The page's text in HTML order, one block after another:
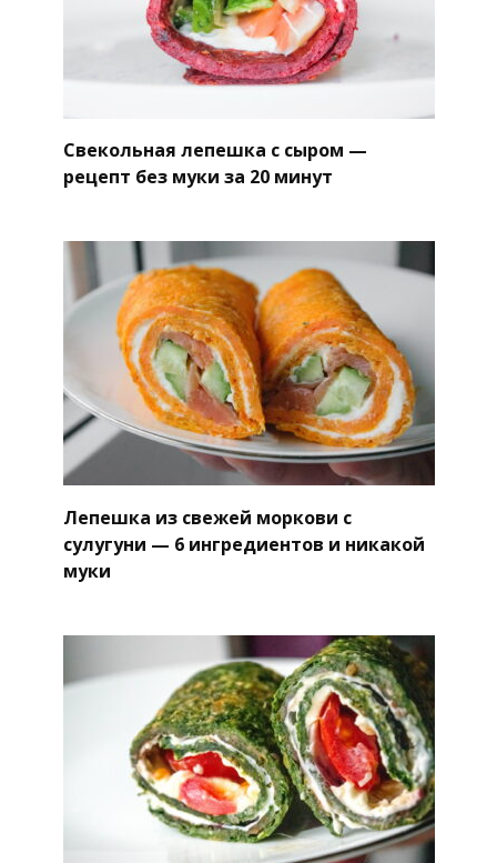
Свекольная лепешка с сыром —
рецепт без муки за 20 минут
Лепешка из свежей моркови с
сулугуни — 6 ингредиентов и никакой
муки